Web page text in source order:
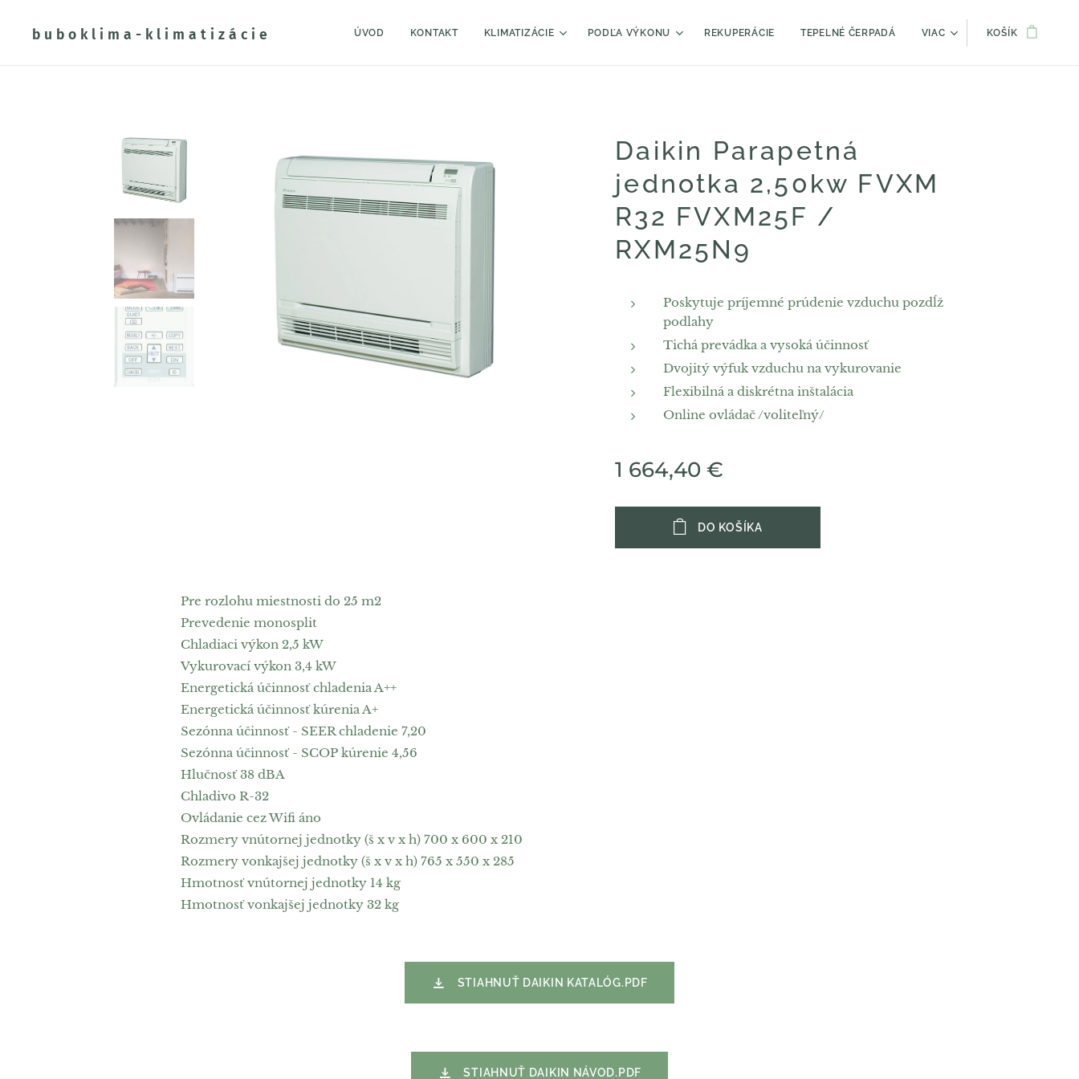
buboklima-klimatizácie ÚVOD KONTAKT KLIMATIZÁCIE PODĽA VÝKONU REKUPERÁCIE TEPELNÉ ČERPADÁ VIAC KOŠÍK
Daikin Parapetná
jednotka 2,50kw FVXM
R32 FVXM25F /
RXM25N9
Poskytuje príjemné prúdenie vzduchu pozdĺž
podlahy
Tichá prevádka a vysoká účinnosť
Dvojitý výfuk vzduchu na vykurovanie
Flexibilná a diskrétna inštalácia
Online ovládač /voliteľný/
1 664,40 €
DO KOŠÍKA
Pre rozlohu miestnosti do 25 m2
Prevedenie monosplit
Chladiaci výkon 2,5 kW
Vykurovací výkon 3,4 kW
Energetická účinnosť chladenia A++
Energetická účinnosť kúrenia A+
Sezónna účinnosť - SEER chladenie 7,20
Sezónna účinnosť - SCOP kúrenie 4,56
Hlučnosť 38 dBA
Chladivo R-32
Ovládanie cez Wifi áno
Rozmery vnútornej jednotky (š x v x h) 700 x 600 x 210
Rozmery vonkajšej jednotky (š x v x h) 765 x 550 x 285
Hmotnosť vnútornej jednotky 14 kg
Hmotnosť vonkajšej jednotky 32 kg
STIAHNUŤ DAIKIN KATALÓG.PDF
STIAHNUŤ DAIKIN NÁVOD.PDF